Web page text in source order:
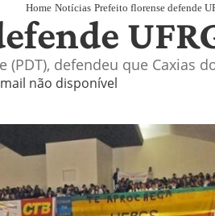
Home Notícias Prefeito florense defende
(PDT), defendeu que Caxias
não disponível